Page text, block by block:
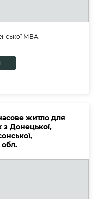
МВА.
житло для
з Донецької,
обл.